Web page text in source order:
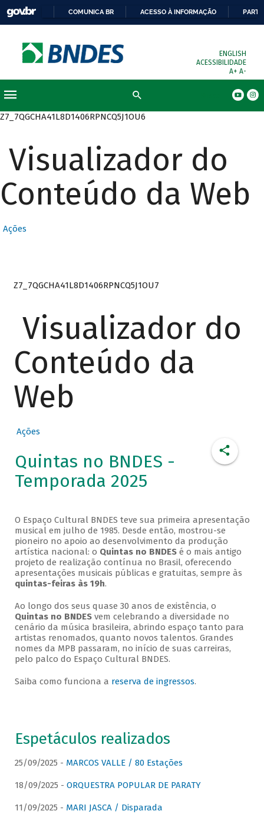
COMUNICA BR ACESSO À INFORMAÇÃO
ENGLISH
ACESSIBILIDADE
A+ A-
Z7_7QGCHA41L8D1406RPNCQ5J1OU6
Visualizador do
Conteúdo da Web
Ações
Z7_7QGCHA41L8D1406RPNCQ5J1OU7
Visualizador do
Conteúdo da
Web
Ações
Quintas no BNDES -
Temporada 2025
O Espaço Cultural BNDES teve sua primeira apresentação
musical em julho de 1985. Desde então, mostrou-se
pioneiro no apoio ao desenvolvimento da produção
artística nacional: o Quintas no BNDESé o mais antigo
projeto de realização contínua no Brasil, oferecendo
apresentações musicais públicas e gratuitas, sempre às
quintas-feiras às 19h.
Ao longo dos seus quase 30 anos de existência, o
Quintas no BNDESvem celebrando a diversidade no
cenário da música brasileira, abrindo espaço tanto para
artistas renomados, quanto novos talentos. Grandes
nomes da MPB passaram, no início de suas carreiras,
pelo palco do Espaço Cultural BNDES.
Saiba como funciona a reserva de ingressos.
Espetáculos realizados
25/09/2025 - MARCOS VALLE / 80 Estações
18/09/2025 - ORQUESTRA POPULAR DE PARATY
11/09/2025 - MARI JASCA / Disparada